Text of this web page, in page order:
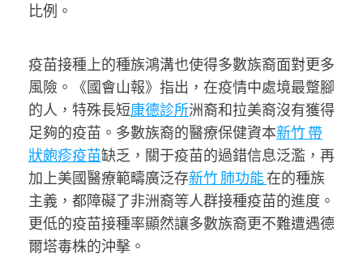
比例。
疫苗接種上的種族鴻溝也使得多數族裔面對更多
風險。《國會山報》指出，在疫情中處境最蹩腳
的人，特殊長短康德診所洲裔和拉美裔沒有獲得
足夠的疫苗。多數族裔的醫療保健資本新竹 帶
狀皰疹疫苗缺乏，關于疫苗的過錯信息泛濫，再
加上美國醫療範疇廣泛存新竹 肺功能在的種族
主義，都障礙了非洲裔等人群接種疫苗的進度。
更低的疫苗接種率顯然讓多數族裔更不難遭遇德
爾塔毒株的沖擊。